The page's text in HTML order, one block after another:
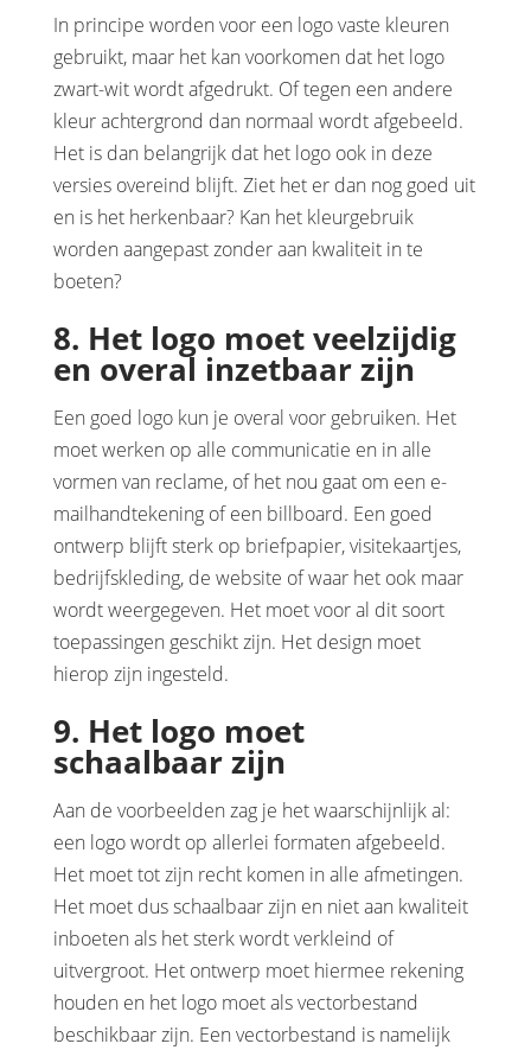
In principe worden voor een logo vaste kleuren
gebruikt, maar het kan voorkomen dat het logo
zwart-wit wordt afgedrukt. Of tegen een andere
kleur achtergrond dan normaal wordt afgebeeld.
Het is dan belangrijk dat het logo ook in deze
versies overeind blijft. Ziet het er dan nog goed uit
en is het herkenbaar? Kan het kleurgebruik
worden aangepast zonder aan kwaliteit in te
boeten?
8. Het logo moet veelzijdig
en overal inzetbaar zijn
Een goed logo kun je overal voor gebruiken. Het
moet werken op alle communicatie en in alle
vormen van reclame, of het nou gaat om een e-
mailhandtekening of een billboard. Een goed
ontwerp blijft sterk op briefpapier, visitekaartjes,
bedrijfskleding, de website of waar het ook maar
wordt weergegeven. Het moet voor al dit soort
toepassingen geschikt zijn. Het design moet
hierop zijn ingesteld.
9. Het logo moet
schaalbaar zijn
Aan de voorbeelden zag je het waarschijnlijk al:
een logo wordt op allerlei formaten afgebeeld.
Het moet tot zijn recht komen in alle afmetingen.
Het moet dus schaalbaar zijn en niet aan kwaliteit
inboeten als het sterk wordt verkleind of
uitvergroot. Het ontwerp moet hiermee rekening
houden en het logo moet als vectorbestand
beschikbaar zijn. Een vectorbestand is namelijk